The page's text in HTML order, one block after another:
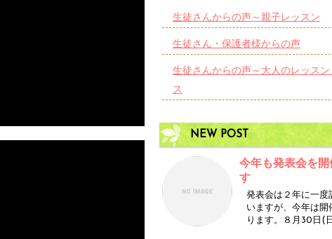
生徒さんからの声～親子レッスン
生徒さん・保護者様からの声
生徒さんからの声～大人のレッスン
ス
NEW POST
今年も発表会を開
す
発表会は２年に一度
いますが、今年は開
ります。８月30日(